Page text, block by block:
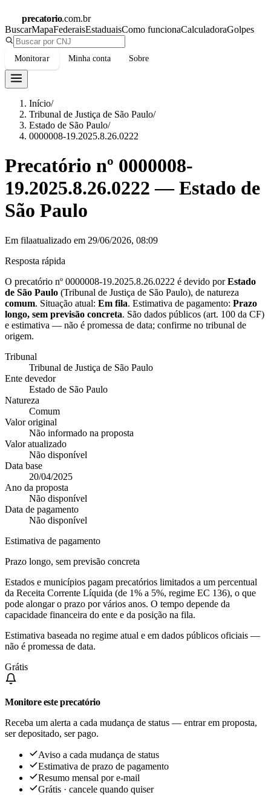
precatorio.com.br
BuscarMapaFederaisEstaduaisComo funcionaCalculadoraGolpes
Monitorar Minha conta Sobre
Início/
Tribunal de Justiça de São Paulo/
Estado de São Paulo/
0000008-19.2025.8.26.0222
Precatório nº 0000008-
19.2025.8.26.0222 —Estado de
São Paulo
Em filaatualizado em 29/06/2026, 08:09
Resposta rápida
O precatório nº 0000008-19.2025.8.26.0222 é devido porEstado
de São Paulo (Tribunal de Justiça de São Paulo), de natureza
comum. Situação atual: Em fila. Estimativa de pagamento: Prazo
longo, sem previsão concreta. São dados públicos (art. 100 da CF)
e estimativa — não é promessa de data; confirme no tribunal de
origem.
Tribunal
Tribunal de Justiça de São Paulo
Ente devedor
Estado de São Paulo
Natureza
Comum
Valor original
Não informado na proposta
Valor atualizado
Não disponível
Data base
20/04/2025
Ano da proposta
Não disponível
Data de pagamento
Não disponível
Estimativa de pagamento
Prazo longo, sem previsão concreta
Estados e municípios pagam precatórios limitados a um percentual
da Receita Corrente Líquida (de 1% a 5%, regime EC 136), o que
pode alongar o prazo por vários anos. O tempo depende da
capacidade financeira do ente e da posição na fila.
Estimativa baseada no regime atual e em dados públicos oficiais —
não é promessa de data.
Grátis
Monitore este precatório
Receba um alerta a cada mudança de status — entrar em proposta,
ser depositado, ser pago.
Aviso a cada mudança de status
Estimativa de prazo de pagamento
Resumo mensal por e-mail
Grátis · cancele quando quiser